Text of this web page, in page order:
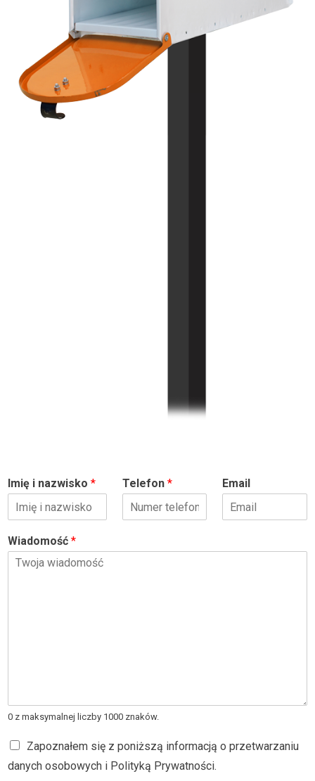
Imię i nazwisko * Telefon * Email
Wiadomość *
0 z maksymalnej liczby 1000 znaków.
Zapoznałem się z poniższą informacją o przetwarzaniu
danych osobowych i Polityką Prywatności.